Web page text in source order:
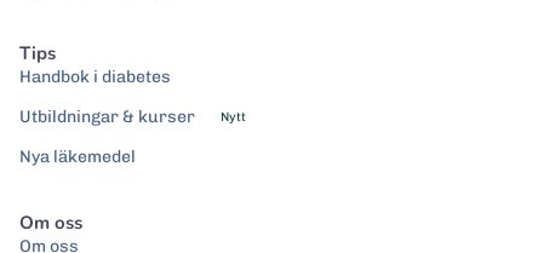
Tips
Handbok i diabetes
Utbildningar & kurser
Nytt
Nya läkemedel
Om oss
Om oss